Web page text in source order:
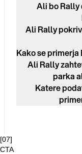
Ali bo Rally
Ali Rally
Kako se primerja
Ali Rally
parka
Katere
[07]
CTA